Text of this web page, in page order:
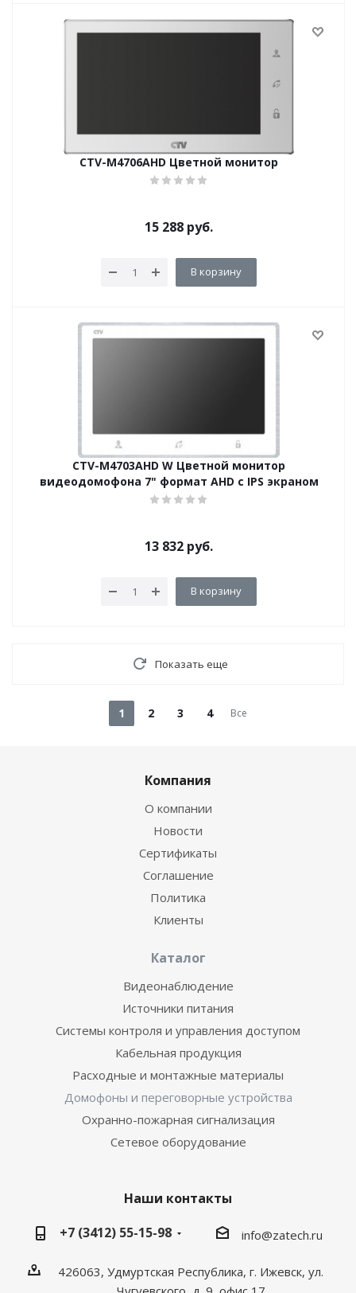
CTV-M4706AHD Цветной монитор
15 288 руб.
В корзину
CTV-М4703AHD W Цветной монитор
видеодомофона 7" формат AHD с IPS экраном
13 832 руб.
В корзину
Показать еще
1 2 3 4 Все
Компания
О компании
Новости
Сертификаты
Соглашение
Политика
Клиенты
Каталог
Видеонаблюдение
Источники питания
Системы контроля и управления доступом
Кабельная продукция
Расходные и монтажные материалы
Домофоны и переговорные устройства
Охранно-пожарная сигнализация
Сетевое оборудование
Наши контакты
+7 (3412) 55-15-98
info@zatech.ru
426063, Удмуртская Республика, г. Ижевск, ул.